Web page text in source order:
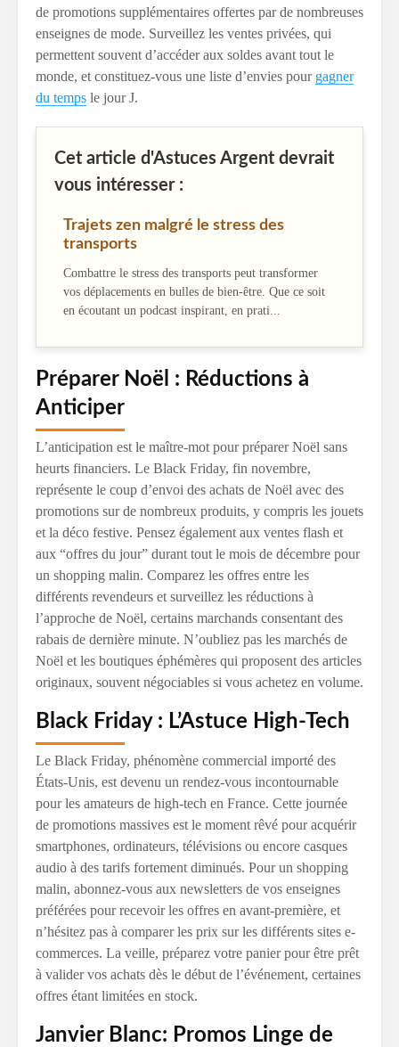
de promotions supplémentaires offertes par de nombreuses
enseignes de mode. Surveillez les ventes privées, qui
permettent souvent d’accéder aux soldes avant tout le
monde, et constituez-vous une liste d’envies pour gagner
du temps le jour J.
Cet article d'Astuces Argent devrait
vous intéresser :
Trajets zen malgré le stress des
transports
Combattre le stress des transports peut transformer
vos déplacements en bulles de bien-être. Que ce soit
en écoutant un podcast inspirant, en prati...
Préparer Noël : Réductions à
Anticiper
L’anticipation est le maître-mot pour préparer Noël sans
heurts financiers. Le Black Friday, fin novembre,
représente le coup d’envoi des achats de Noël avec des
promotions sur de nombreux produits, y compris les jouets
et la déco festive. Pensez également aux ventes flash et
aux “offres du jour” durant tout le mois de décembre pour
un shopping malin. Comparez les offres entre les
différents revendeurs et surveillez les réductions à
l’approche de Noël, certains marchands consentant des
rabais de dernière minute. N’oubliez pas les marchés de
Noël et les boutiques éphémères qui proposent des articles
originaux, souvent négociables si vous achetez en volume.
Black Friday : L’Astuce High-Tech
Le Black Friday, phénomène commercial importé des
États-Unis, est devenu un rendez-vous incontournable
pour les amateurs de high-tech en France. Cette journée
de promotions massives est le moment rêvé pour acquérir
smartphones, ordinateurs, télévisions ou encore casques
audio à des tarifs fortement diminués. Pour un shopping
malin, abonnez-vous aux newsletters de vos enseignes
préférées pour recevoir les offres en avant-première, et
n’hésitez pas à comparer les prix sur les différents sites e-
commerces. La veille, préparez votre panier pour être prêt
à valider vos achats dès le début de l’événement, certaines
offres étant limitées en stock.
Janvier Blanc: Promos Linge de